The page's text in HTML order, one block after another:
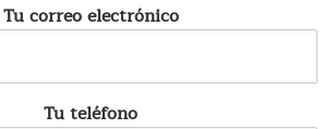
Tu correo electrónico
Tu teléfono